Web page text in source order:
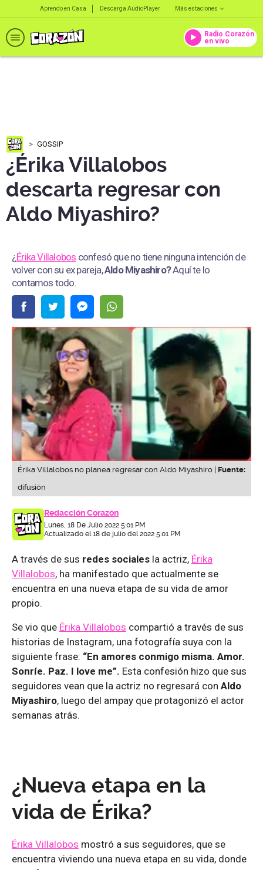
Aprendo en Casa Descarga AudioPlayer Más estaciones
Radio Corazón
en vivo
GOSSIP
¿Érika Villalobos
descarta regresar con
Aldo Miyashiro?
¿ Érika Villalobos confesó que no tiene ninguna intención de
volver con su ex pareja,Aldo Miyashiro?Aquí te lo
contamos todo.
Érika Villalobos no planea regresar con Aldo Miyashiro | Fuente:
difusión
Redacción Corazón
Lunes, 18 De Julio 2022 5:01 PM
Actualizado el 18 de julio del 2022 5:01 PM
A través de sus redes sociales la actriz, Érika
Villalobos, ha manifestado que actualmente se
encuentra en una nueva etapa de su vida de amor
propio.
Se vio que Érika Villalobos compartió a través de sus
historias de Instagram, una fotografía suya con la
siguiente frase: “En amores conmigo misma. Amor.
Sonríe. Paz. I love me”. Esta confesión hizo que sus
seguidores vean que la actriz no regresará con Aldo
Miyashiro, luego del ampay que protagonizó el actor
semanas atrás.
¿Nueva etapa en la
vida de Érika?
Érika Villalobos mostró a sus seguidores, que se
encuentra viviendo una nueva etapa en su vida, donde